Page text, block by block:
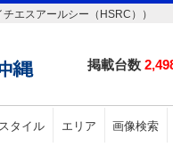
エスアールシー（HSRC））
掲載台数
スタイル エリア 画像検索